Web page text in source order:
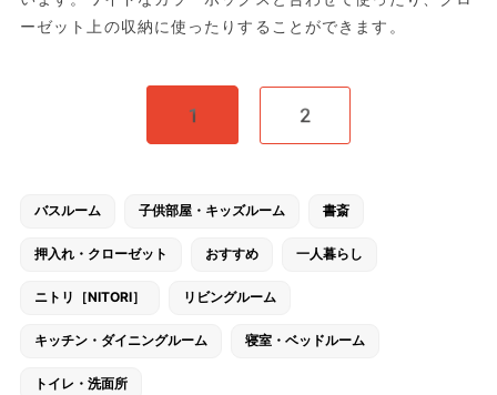
ーゼット上の収納に使ったりすることができます。
1 2
バスルーム 子供部屋・キッズルーム 書斎
押入れ・クローゼット おすすめ 一人暮らし
ニトリ［NITORI］ リビングルーム
キッチン・ダイニングルーム 寝室・ベッドルーム
トイレ・洗面所